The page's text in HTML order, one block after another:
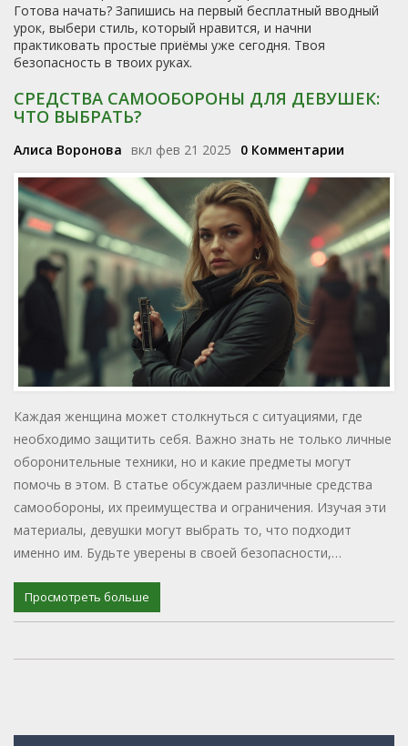
Готова начать? Запишись на первый бесплатный вводный
урок, выбери стиль, который нравится, и начни
практиковать простые приёмы уже сегодня. Твоя
безопасность в твоих руках.
СРЕДСТВА САМООБОРОНЫ ДЛЯ ДЕВУШЕК:
ЧТО ВЫБРАТЬ?
Алиса Воронова вкл фев 21 2025 0 Комментарии
Каждая женщина может столкнуться с ситуациями, где
необходимо защитить себя. Важно знать не только личные
оборонительные техники, но и какие предметы могут
помочь в этом. В статье обсуждаем различные средства
самообороны, их преимущества и ограничения. Изучая эти
материалы, девушки могут выбрать то, что подходит
именно им. Будьте уверены в своей безопасности,
Просмотреть больше